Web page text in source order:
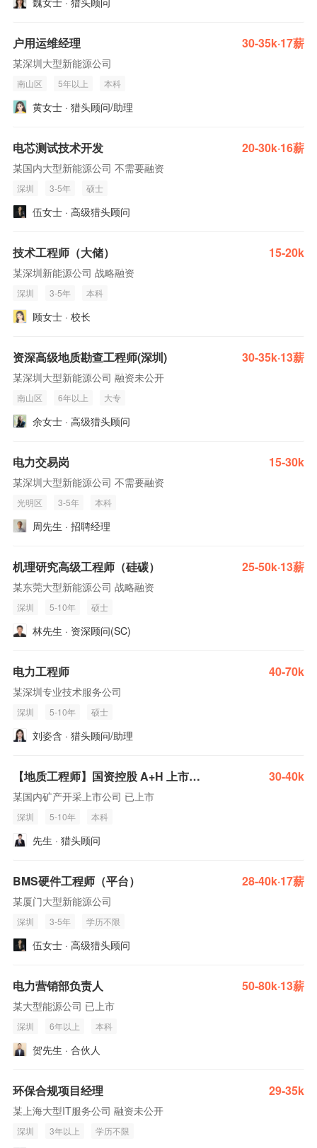
户用运维经理 30-35k·17薪
某深圳大型新能源公司
南山区 5年以上 本科
黄女士 · 猎头顾问/助理
电芯测试技术开发 20-30k·16薪
某国内大型新能源公司 不需要融资
深圳 3-5年 硕士
伍女士 · 高级猎头顾问
技术工程师（大储） 15-20k
某深圳新能源公司 战略融资
深圳 3-5年 本科
顾女士 · 校长
资深高级地质勘查工程师(深圳) 30-35k·13薪
某深圳大型新能源公司 融资未公开
南山区 6年以上 大专
余女士 · 高级猎头顾问
电力交易岗 15-30k
某深圳大型新能源公司 不需要融资
光明区 3-5年 本科
周先生 · 招聘经理
机理研究高级工程师（硅碳） 25-50k·13薪
某东莞大型新能源公司 战略融资
深圳 5-10年 硕士
林先生 · 资深顾问(SC)
电力工程师 40-70k
某深圳专业技术服务公司
深圳 5-10年 硕士
刘姿含 · 猎头顾问/助理
【地质工程师】国资控股 A+H 上市矿企，全球黄金龙头，覆盖金铜锂全产业链，海内外布局大量矿山，自研低成本采选技术，营收近 3500 亿元。 30-40k
某国内矿产开采上市公司 已上市
深圳 5-10年 本科
先生 · 猎头顾问
BMS硬件工程师（平台） 28-40k·17薪
某厦门大型新能源公司
深圳 3-5年 学历不限
伍女士 · 高级猎头顾问
电力营销部负责人 50-80k·13薪
某大型能源公司 已上市
深圳 6年以上 本科
贺先生 · 合伙人
环保合规项目经理 29-35k
某上海大型IT服务公司 融资未公开
深圳 3年以上 学历不限